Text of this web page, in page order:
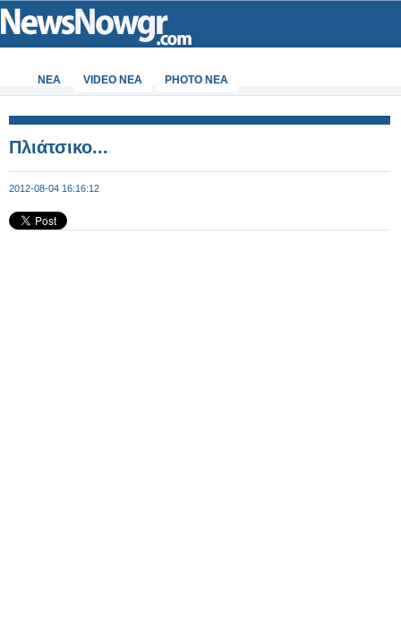
ΝΕΑ VIDEO NEA PHOTO NEA
Πλιάτσικο...
2012-08-04 16:16:12